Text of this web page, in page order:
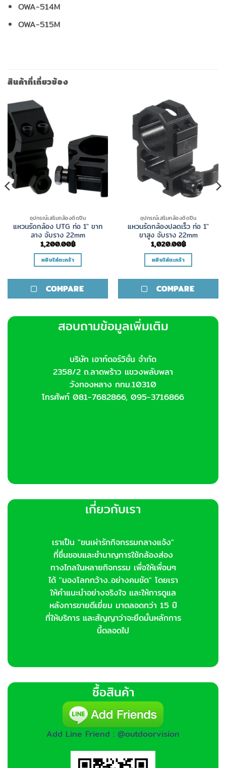
OWA-514M
OWA-515M
สินค้าที่เกี่ยวข้อง
อุปกรณ์เสริมกล้องติดปืน
แหวนรัดกล้อง UTG ท่อ 1″ ขาก
ลาง จับราง 22mm
1,200.00฿
หยิบใส่ตะกร้า
COMPARE
อุปกรณ์เสริมกล้องติดปืน
แหวนรัดกล้องปลดเร็ว ท่อ 1″
ขาสูง จับราง 22mm
1,020.00฿
หยิบใส่ตะกร้า
COMPARE
สอบถามข้อมูลเพิ่มเติม
บริษัท เอาท์ดอร์วิชั่น จำกัด
2358/2 ถ.ลาดพร้าว แขวงพลับพลา
วังทองหลาง กทม.10310
โทรศัพท์ 081-7682866, 095-3716866
เกี่ยวกับเรา
เราเป็น "ชนเผ่ารักกิจกรรมกลางแจ้ง"
ที่ชื่นชอบและชำนาญการใช้กล้องส่อง
ทางไกลในหลายกิจกรรม เพื่อให้เพื่อนๆ
ได้ "มองโลกกว้าง..อย่างคมชัด" โดยเรา
ให้คำแนะนำอย่างจริงใจ และให้การดูแล
หลังการขายดีเยี่ยม มาตลอดกว่า 15 ปี
ที่ให้บริการ และสัญญาว่าจะยึดมั่นหลักการ
นี้ตลอดไป
ซื้อสินค้า
Add Line Friend : @outdoorvision